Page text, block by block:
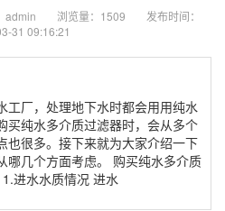
admin 浏览量：1509
发布时间：
31 09:16:21
工厂，处理地下水时都会用用纯水
买纯水多介质过滤器时，会从多个
也很多。接下来就为大家介绍一下
哪几个方面考虑。 购买纯水多介质
进水水质情况 进水